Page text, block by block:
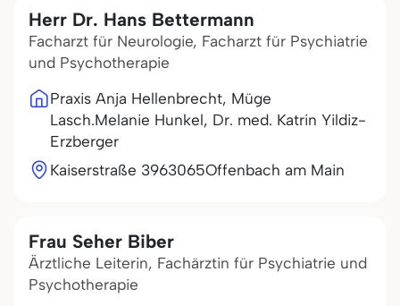
Herr Dr. Hans Bettermann
Facharzt für Neurologie, Facharzt für Psychiatrie
und Psychotherapie
Praxis Anja Hellenbrecht, Müge
Lasch.Melanie Hunkel, Dr. med. Katrin Yildiz-
Erzberger
Kaiserstraße 3963065Offenbach am Main
Frau Seher Biber
Ärztliche Leiterin, Fachärztin für Psychiatrie und
Psychotherapie